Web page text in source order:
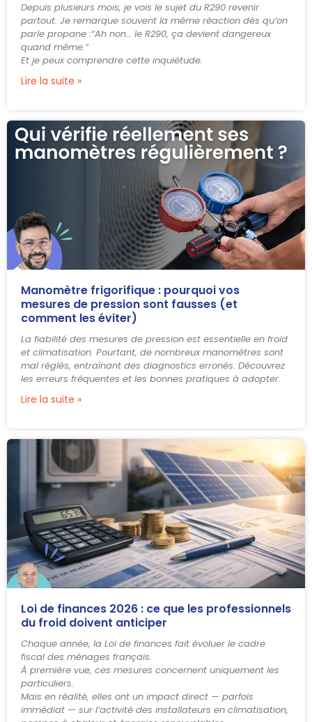
Depuis plusieurs mois, je vois le sujet du R290 revenir
partout. Je remarque souvent la même réaction dès qu’on
parle propane :“Ah non… le R290, ça devient dangereux
quand même.”
Et je peux comprendre cette inquiétude.
Lire la suite »
Manomètre frigorifique : pourquoi vos
mesures de pression sont fausses (et
comment les éviter)
La fiabilité des mesures de pression est essentielle en froid
et climatisation. Pourtant, de nombreux manomètres sont
mal réglés, entraînant des diagnostics erronés. Découvrez
les erreurs fréquentes et les bonnes pratiques à adopter.
Lire la suite »
Loi de finances 2026 : ce que les professionnels
du froid doivent anticiper
Chaque année, la Loi de finances fait évoluer le cadre
fiscal des ménages français.
À première vue, ces mesures concernent uniquement les
particuliers.
Mais en réalité, elles ont un impact direct — parfois
immédiat — sur l’activité des installateurs en climatisation,